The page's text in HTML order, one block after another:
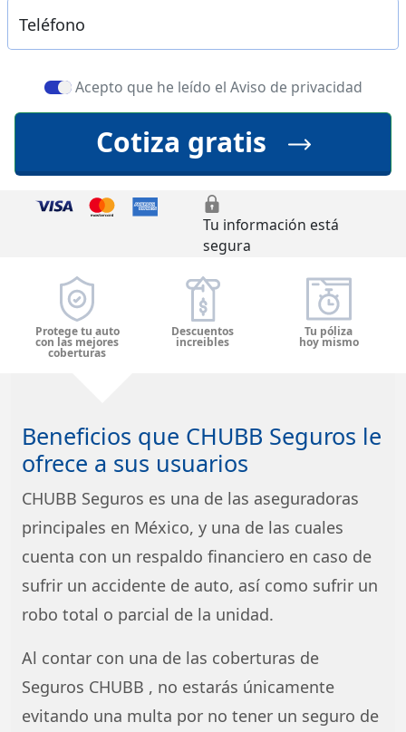
Teléfono
Acepto que he leído el Aviso de privacidad
Cotiza gratis
Tu información está
segura
Protege tu auto
con las mejores
coberturas
Descuentos
increibles
Tu póliza
hoy mismo
Beneficios que CHUBB Seguros le
ofrece a sus usuarios
CHUBB Seguros es una de las aseguradoras
principales en México, y una de las cuales
cuenta con un respaldo financiero en caso de
sufrir un accidente de auto, así como sufrir un
robo total o parcial de la unidad.
Al contar con una de las coberturas de
Seguros CHUBB , no estarás únicamente
evitando una multa por no tener un seguro de